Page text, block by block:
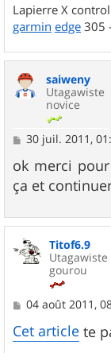
Lapierre X
garmin edge 305
saiweny
Utagawiste
novice
M
s
s
a
e
30 juil. 2011,
ok merci
ça et
Titof6.9
Utagawiste
gourou
M
s
s
04 août 2011,
Cet article te